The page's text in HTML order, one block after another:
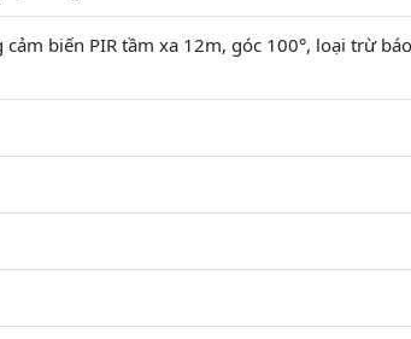
biến PIR tầm xa 12m, góc 100°, loại trừ